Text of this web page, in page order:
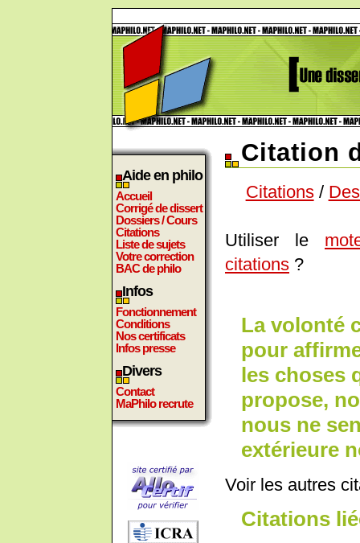
Aide en philo
Accueil
Corrigé de dissert
Dossiers / Cours
Citations
Liste de sujets
Votre correction
BAC de philo
Infos
Fonctionnement
Conditions
Nos certificats
Infos presse
Divers
Contact
MaPhilo recrute
Citation
Citations/
Utiliser le
citations ?
La volonté
pour
les choses
propose,
nous ne
extérieure
Voir les autres
Citations